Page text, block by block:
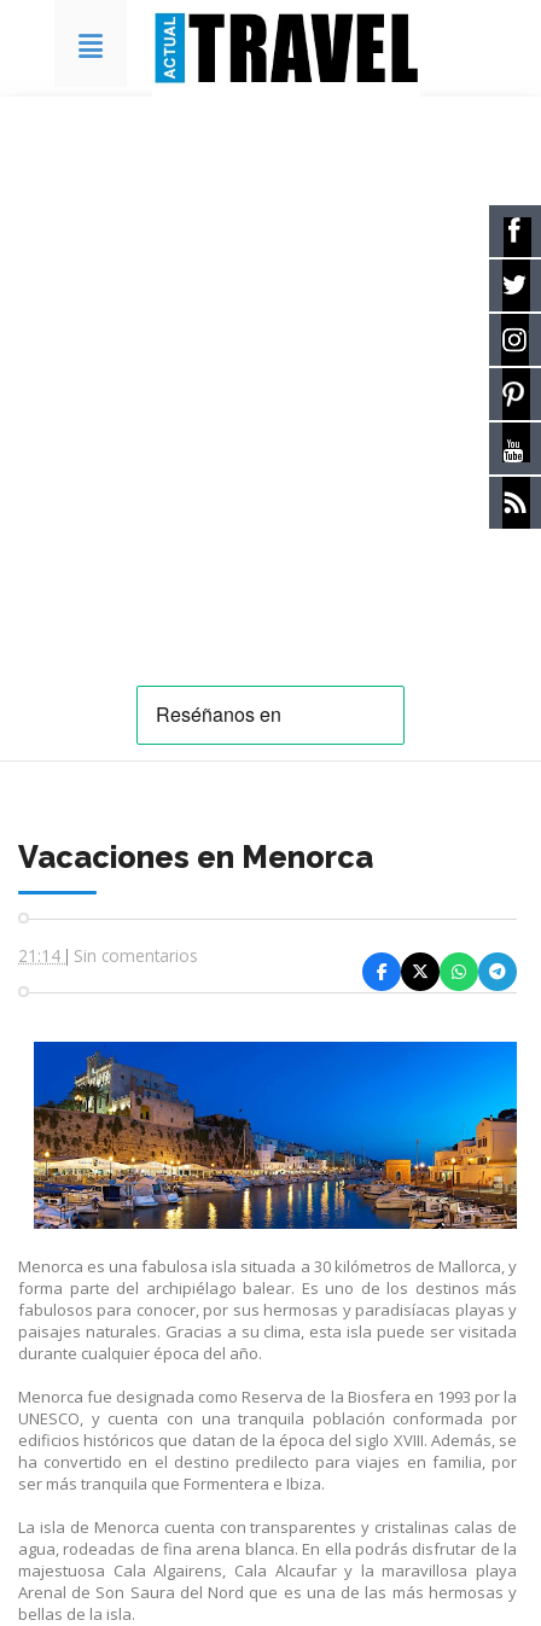
Vacaciones en Menorca
21:14 | Sin comentarios
Menorca es una fabulosa isla situada a 30 kilómetros de Mallorca, y
forma parte del archipiélago balear. Es uno de los destinos más
fabulosos para conocer, por sus hermosas y paradisíacas playas y
paisajes naturales. Gracias a su clima, esta isla puede ser visitada
durante cualquier época del año.
Menorca fue designada como Reserva de la Biosfera en 1993 por la
UNESCO, y cuenta con una tranquila población conformada por
edificios históricos que datan de la época del siglo XVIII. Además, se
ha convertido en el destino predilecto para viajes en familia, por
ser más tranquila que Formentera e Ibiza.
La isla de Menorca cuenta con transparentes y cristalinas calas de
agua, rodeadas de fina arena blanca. En ella podrás disfrutar de la
majestuosa Cala Algairens, Cala Alcaufar y la maravillosa playa
Arenal de Son Saura del Nord que es una de las más hermosas y
bellas de la isla.